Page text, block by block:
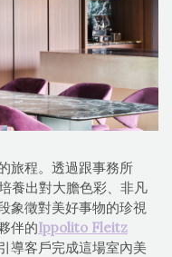
旅程。透過跟事務所
養出對大膽色彩、非凡
象徵對美好事物的珍視
伴的Ippolito Fleitz
導客戶完成這場室內美